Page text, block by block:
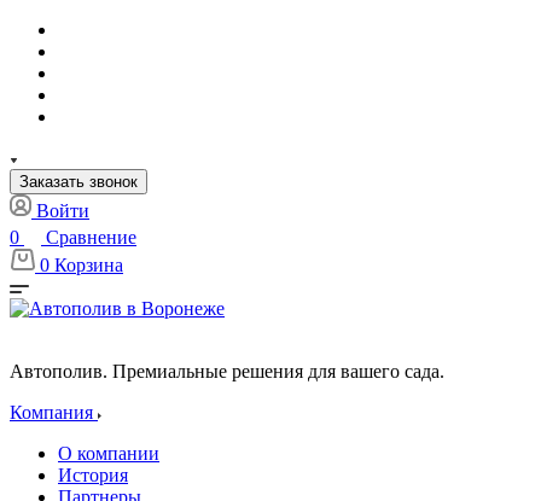
Заказать звонок
Войти
0
Сравнение
0 Корзина
Автополив. Премиальные решения для вашего сада.
Компания
О компании
История
Партнеры